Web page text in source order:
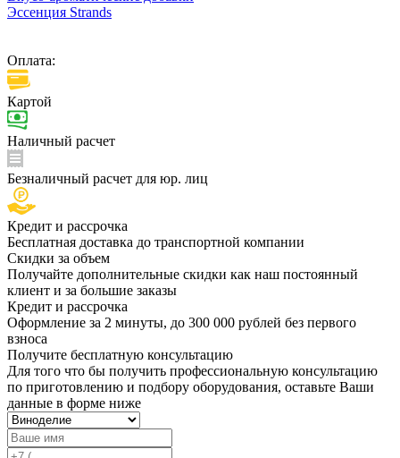
Эссенция Strands
Оплата:
Картой
Наличный расчет
Безналичный расчет для юр. лиц
Кредит и рассрочка
Бесплатная доставка до транспортной компании
Скидки за объем
Получайте дополнительные скидки как наш постоянный
клиент и за большие заказы
Кредит и рассрочка
Оформление за 2 минуты, до 300 000 рублей без первого
взноса
Получите бесплатную консультацию
Для того что бы получить профессиональную консультацию
по приготовлению и подбору оборудования, оставьте Ваши
данные в форме ниже